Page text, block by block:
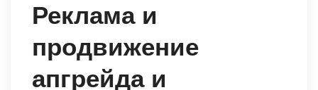
Реклама и
продвижение
апгрейда и